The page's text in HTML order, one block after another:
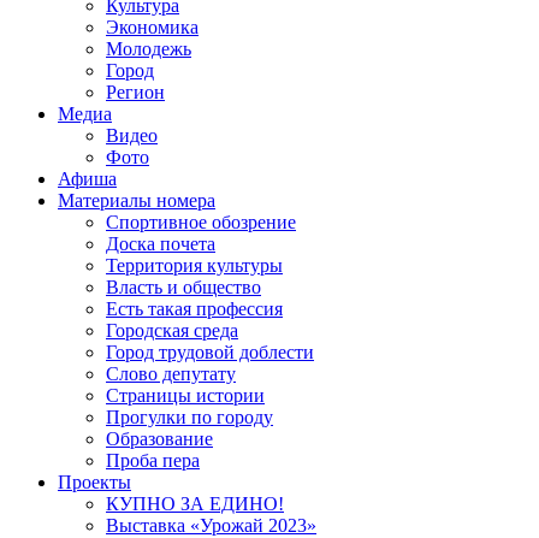
Культура
Экономика
Молодежь
Город
Регион
Медиа
Видео
Фото
Афиша
Материалы номера
Спортивное обозрение
Доска почета
Территория культуры
Власть и общество
Есть такая профессия
Городская среда
Город трудовой доблести
Слово депутату
Страницы истории
Прогулки по городу
Образование
Проба пера
Проекты
КУПНО ЗА ЕДИНО!
Выставка «Урожай 2023»